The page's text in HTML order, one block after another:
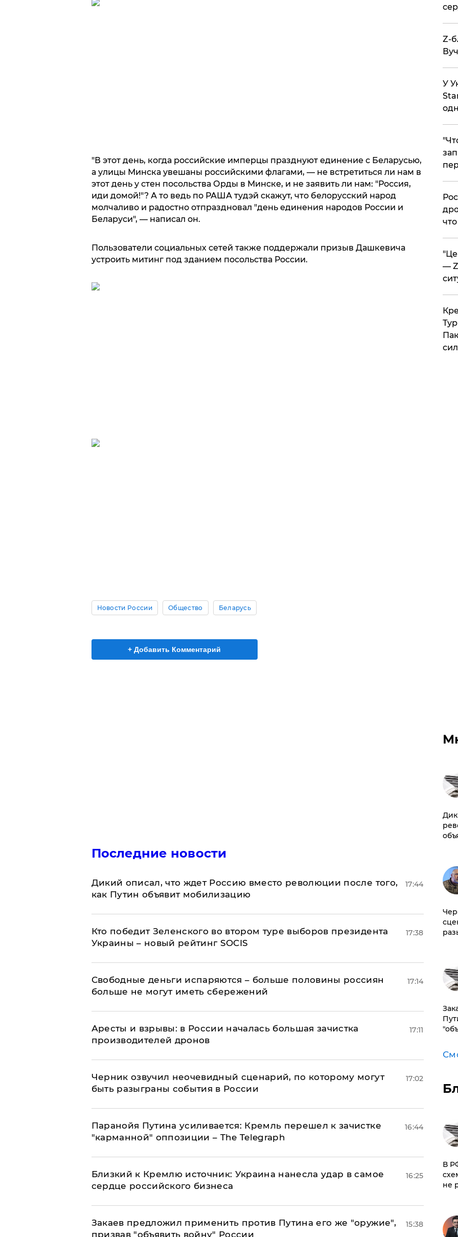
"В этот день, когда российские имперцы празднуют единение с Беларусью,
а улицы Минска увешаны российскими флагами, — не встретиться ли нам в
этот день у стен посольства Орды в Минске, и не заявить ли нам: "Россия,
иди домой!"? А то ведь по РАША тудэй скажут, что белорусский народ
молчаливо и радостно отпраздновал "день единения народов России и
Беларуси", — написал он.
Пользователи социальных сетей также поддержали призыв Дашкевича
устроить митинг под зданием посольства России.
Новости России Общество Беларусь
+ Добавить Комментарий
Последние новости
Дикий описал, что ждет Россию вместо революции после того,
как Путин объявит мобилизацию
17:44
Кто победит Зеленского во втором туре выборов президента
Украины – новый рейтинг SOCIS
17:38
Свободные деньги испаряются – больше половины россиян
больше не могут иметь сбережений
17:14
Аресты и взрывы: в России началась большая зачистка
производителей дронов
17:11
Черник озвучил неочевидный сценарий, по которому могут
быть разыграны события в России
17:02
Паранойя Путина усиливается: Кремль перешел к зачистке
"карманной" оппозиции – The Telegraph
16:44
Близкий к Кремлю источник: Украина нанесла удар в самое
сердце российского бизнеса
16:25
Закаев предложил применить против Путина его же "оружие",
призвав "объявить войну" России
15:38
Z-
У
—
​В
не